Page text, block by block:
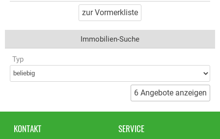
Immobilien-Suche
Typ
KONTAKT SERVICE